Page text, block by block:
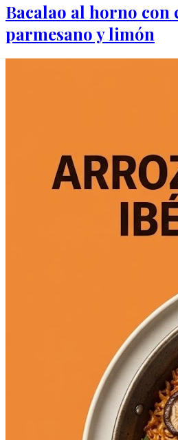
Bacalao al horno con
parmesano y limón